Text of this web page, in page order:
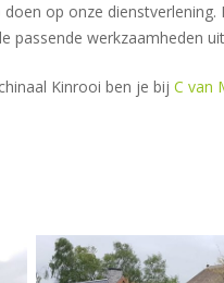
op onze
passende werkzaamheden
Kinrooi ben je bij C van